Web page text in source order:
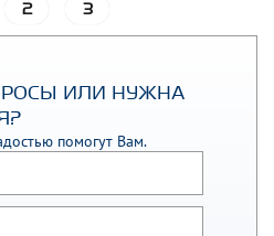
2 3
ИЛИ НУЖНА
помогут Вам.